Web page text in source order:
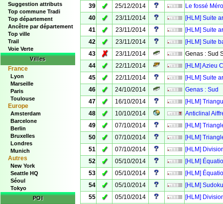
Suggestion attributs
Top commune Tradi
Top département
Ancêtre par département
Top ville
Trail
Voie Verte
Villes
France
Lyon
Marseille
Paris
Toulouse
Europe
Amsterdam
Barcelone
Berlin
Bruxelles
Londres
Munich
Autres
New York
Seattle HQ
Séoul
Tokyo
POI
39
✓ 25/12/2014
Le fossé
40
✓ 23/11/2014
[HLM] Suite
41
✓ 23/11/2014
[HLM] Suite
42
✓ 23/11/2014
[HLM] Suite
43
✗ 23/11/2014
Genas : Sud
44
✓ 22/11/2014
[HLM] Azieu
45
✓ 22/11/2014
[HLM] Suite
46
✓ 24/10/2014
Genas : Sud
47
✓ 16/10/2014
[HLM]
48
✓ 10/10/2014
Anticlinal
49
✓ 07/10/2014
[HLM]
50
✓ 07/10/2014
[HLM]
51
✓ 07/10/2014
[HLM]
52
✓ 05/10/2014
[HLM]
53
✓ 05/10/2014
[HLM]
54
✓ 05/10/2014
[HLM]
55
✓ 05/10/2014
[HLM]